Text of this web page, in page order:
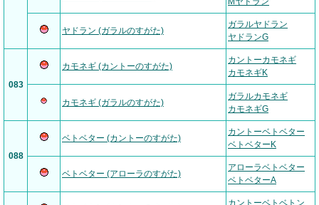
ヤドラン (ガラルのすがた)
ガラルヤドラン
ヤドランG
083
カモネギ (カントーのすがた)
カントーカモネギ
カモネギK
カモネギ (ガラルのすがた)
ガラルカモネギ
カモネギG
088
ベトベター (カントーのすがた)
カントーベトベター
ベトベターK
ベトベター (アローラのすがた)
アローラベトベター
ベトベターA
カントーベトベトン